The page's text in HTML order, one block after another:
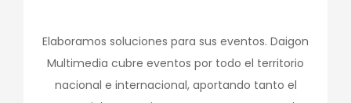
Elaboramos soluciones para sus eventos. Daigon
Multimedia cubre eventos por todo el territorio
nacional e internacional, aportando tanto el